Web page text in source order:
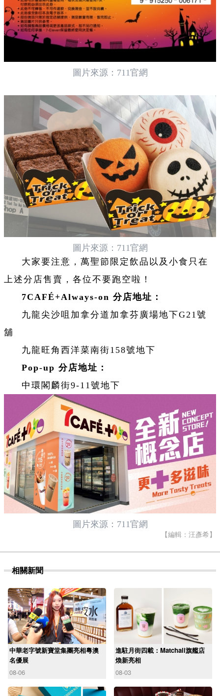
圖片來源：711官網
圖片來源：711官網
大家要注意，萬聖節限定飲品以及小食只在
上述分店售賣，各位不要跑空啦！
7CAFÉ+Always-on 分店地址：
九龍尖沙咀加拿分道加拿芬廣場地下G21號
舖
九龍旺角西洋菜南街158號地下
Pop-up 分店地址：
中環閣麟街9-11號地下
圖片來源：711官網
【編輯：汪彥希】
相關新聞
中華老字號新寶堂集團亮相粵澳
名優展
08-06
進駐月街四載：Matchali旗艦店
煥新亮相
08-03